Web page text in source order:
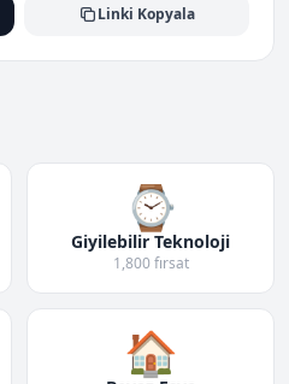
Linki Kopyala
⌚
Giyilebilir Teknoloji
1,800 fırsat
🏠